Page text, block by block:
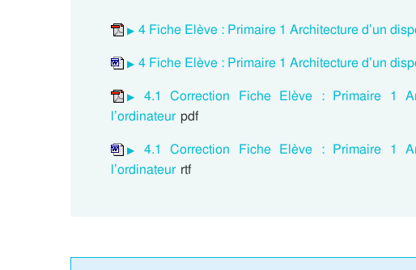
4 Fiche Elève : Primaire 1 Architecture d’un
4 Fiche Elève : Primaire 1 Architecture d’un
4.1 Correction Fiche Elève : Primaire 1
l’ordinateur pdf
4.1 Correction Fiche Elève : Primaire 1
l’ordinateur rtf